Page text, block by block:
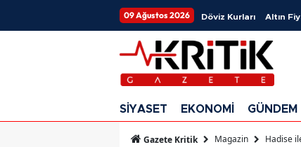
09 Ağustos 2026 Döviz Kurları Altın
SİYASET EKONOMİ GÜNDEM
Gazete Kritik Magazin Hadise